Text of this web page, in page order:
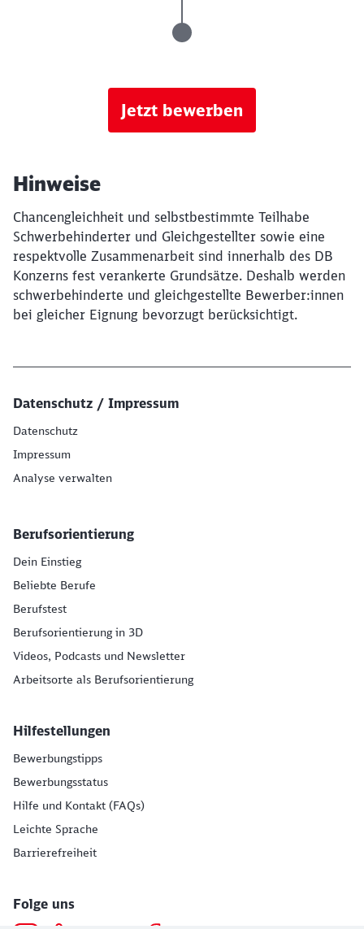
Jetzt bewerben
Hinweise
Chancengleichheit und selbstbestimmte Teilhabe
Schwerbehinderter und Gleichgestellter sowie eine
respektvolle Zusammenarbeit sind innerhalb des DB
Konzerns fest verankerte Grundsätze. Deshalb werden
schwerbehinderte und gleichgestellte Bewerber:innen
bei gleicher Eignung bevorzugt berücksichtigt.
Datenschutz / Impressum
Datenschutz
Impressum
Analyse verwalten
Berufsorientierung
Dein Einstieg
Beliebte Berufe
Berufstest
Berufsorientierung in 3D
Videos, Podcasts und Newsletter
Arbeitsorte als Berufsorientierung
Hilfestellungen
Bewerbungstipps
Bewerbungsstatus
Hilfe und Kontakt (FAQs)
Leichte Sprache
Barrierefreiheit
Folge uns